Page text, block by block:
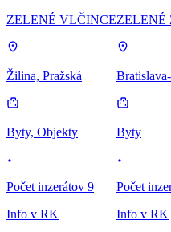
ZELENÉ VLČINCE
Žilina, Pražská
Byty, Objekty
Počet inzerátov 9
Info v RK
ZELENÉ
Byty
Počet
Info v RK